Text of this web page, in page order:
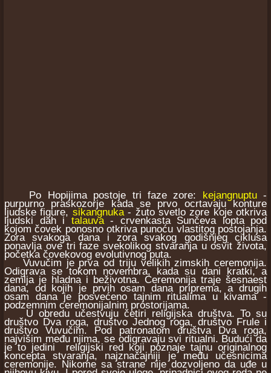
Po Hopijima postoje tri faze zore: kejangnuptu-
purpurno praskozorje kada se prvo ocrtavaju konture
ljudske figure, sikangnuka- žuto svetlo zore koje otkriva
ljudski dah i talauva- crvenkasta Sunčeva lopta pod
kojom čovek ponosno otkriva punoću vlastitog postojanja.
Zora svakoga dana i zora svakog godišnjeg ciklusa
ponavlja ove tri faze svekolikog stvaranja u osvit života,
početka čovekovog evolutivnog puta.
Vuvučim je prva od triju velikih zimskih ceremonija.
Odigrava se tokom novembra, kada su dani kratki, a
zemlja je hladna i beživotna. Ceremonija traje šesnaest
dana, od kojih je prvih osam dana priprema, a drugih
osam dana je posvećeno tajnim ritualima u kivama -
podzemnim ceremonijalnim prostorijama.
U obredu učestvuju četiri religijska društva. To su
društvo Dva roga, društvo Jednog roga, društvo Frule i
društvo Vuvučim. Pod patronatom društva Dva roga,
najvišim među njima, se odigravaju svi ritualni. Budući da
je to jedini religijski red koji poznaje tajnu originalnog
koncepta stvaranja, najznačajniji je među učesnicima
ceremonije. Nikome sa strane nije dozvoljeno da uđe u